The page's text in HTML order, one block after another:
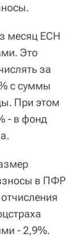
месяц ЕСН
Это
за
с суммы
При этом
- в фонд
в ПФР
- 2,9%.